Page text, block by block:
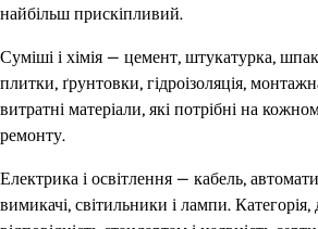
найбільш прискіпливий.
Суміші і хімія — цемент, штукатурка,
плитки, ґрунтовки, гідроізоляція,
витратні матеріали, які потрібні на
ремонту.
Електрика і освітлення — кабель,
вимикачі, світильники і лампи.